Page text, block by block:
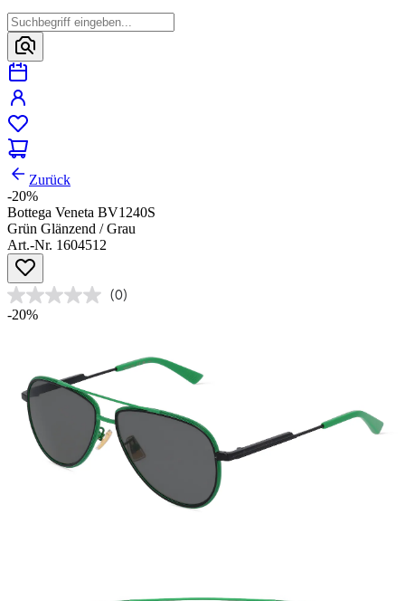
Zurück
-20%
Bottega Veneta BV1240S
Grün Glänzend / Grau
Art.-Nr. 1604512
(0)
-20%